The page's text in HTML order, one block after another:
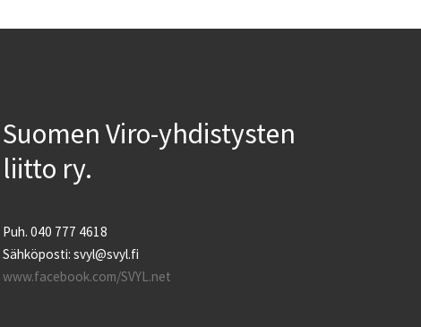
Suomen Viro-yhdistysten
liitto ry.
Puh. 040 777 4618
Sähköposti: svyl@svyl.fi
www.facebook.com/SVYL.net